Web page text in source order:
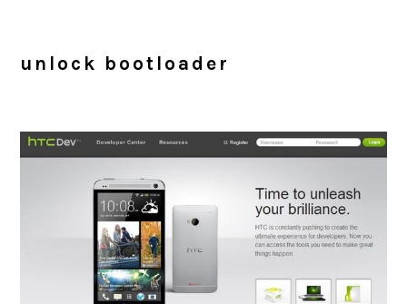
unlock bootloader